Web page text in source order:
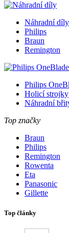
Náhradní díly
Philips
Braun
Remington
Philips
Holicí strojky
Náhradní
Top značky
Braun
Philips
Remington
Rowenta
Eta
Panasonic
Gillette
Top články